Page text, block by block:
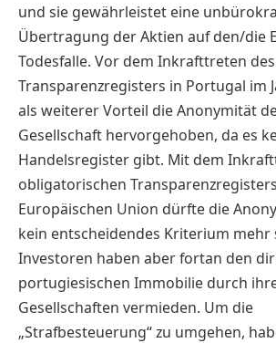
und sie gewährleistet eine
Übertragung der Aktien auf den/die
Todesfalle. Vor dem Inkrafttreten
Transparenzregisters in Portugal im
als weiterer Vorteil die Anonymität
Gesellschaft hervorgehoben, da es
Handelsregister gibt. Mit dem
obligatorischen
Europäischen Union dürfte die
kein entscheidendes Kriterium mehr
Investoren haben aber fortan den
portugiesischen Immobilie durch
Gesellschaften vermieden. Um die
„Strafbesteuerung“ zu umgehen,